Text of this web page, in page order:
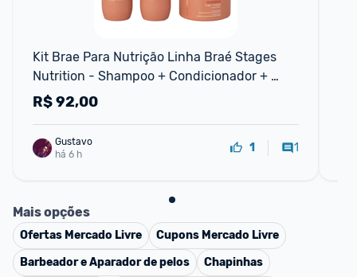
Kit Brae Para Nutrição Linha Braé Stages
Nutrition - Shampoo + Condicionador +
Máscara
R$92,00
Gustavo
há 6 h
1 1
Mais opções
Ofertas Mercado Livre Cupons Mercado Livre
Barbeador e Aparador de pelos
Chapinhas